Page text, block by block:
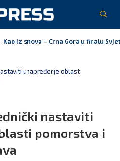
Pejak: Hoće li Milan Knežević i
unapređenje oblasti
nastaviti
pomorstva i